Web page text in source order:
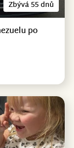
Zbývá 55 dnů
po